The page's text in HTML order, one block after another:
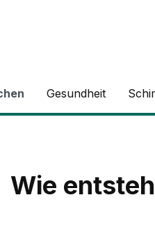
Gesundheit
Wie